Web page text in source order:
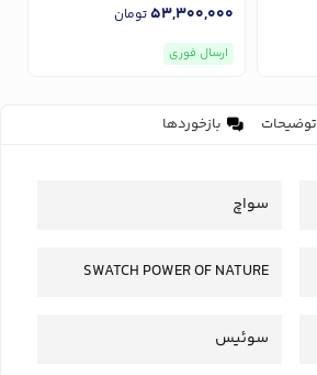
53,300,000تومان
ارسال فوری
توضیحات بازخوردها
سواچ
SWATCH POWER OF NATURE
سوئیس